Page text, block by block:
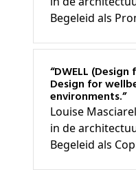
Begeleid als
“DWELL (Design for WELL-being):
Design for
environments.”
Louise
in de
Begeleid als